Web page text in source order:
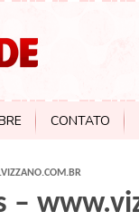
CONTATO
–